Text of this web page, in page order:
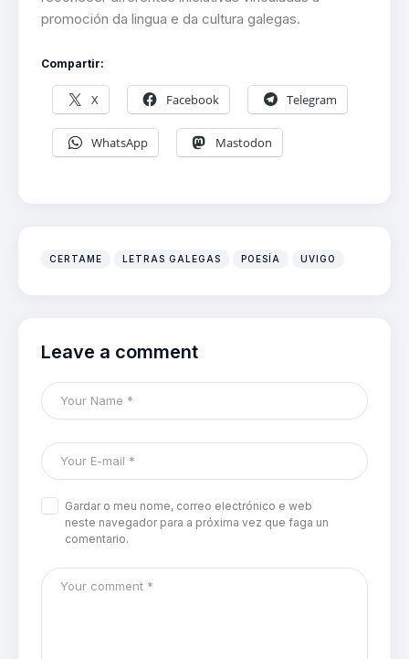
promoción da lingua e da cultura galegas.
Compartir:
X Facebook Telegram
WhatsApp Mastodon
CERTAME LETRAS GALEGAS POESÍA UVIGO
Leave a comment
Gardar o meu nome, correo electrónico e web
neste navegador para a próxima vez que faga un
comentario.